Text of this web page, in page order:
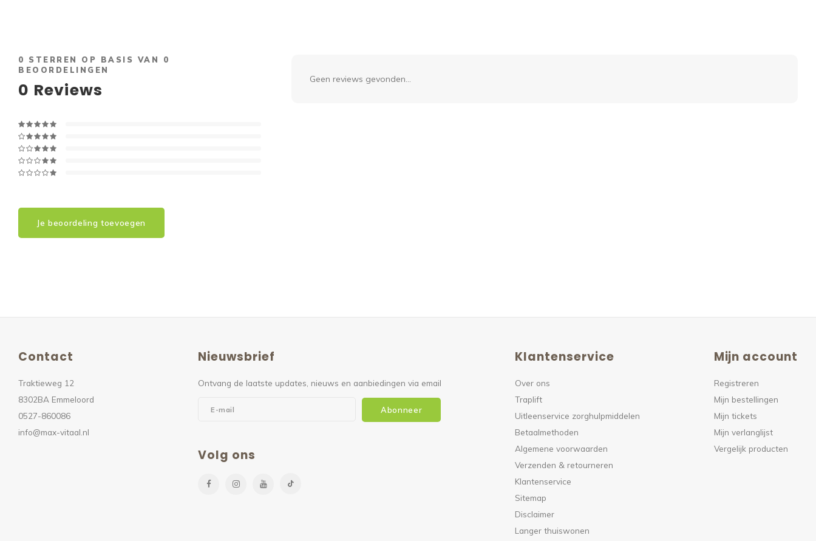
0 STERREN OP BASIS VAN 0
BEOORDELINGEN
0 Reviews
Je beoordeling toevoegen
Geen reviews gevonden...
Contact
Traktieweg 12
8302BA Emmeloord
0527-860086
info@max-vitaal.nl
Nieuwsbrief
Ontvang de laatste updates, nieuws en aanbiedingen via email
Abonneer
Volg ons
Klantenservice
Over ons
Traplift
Uitleenservice zorghulpmiddelen
Betaalmethoden
Algemene voorwaarden
Verzenden & retourneren
Klantenservice
Sitemap
Disclaimer
Langer thuiswonen
Mijn account
Registreren
Mijn bestellingen
Mijn tickets
Mijn verlanglijst
Vergelijk producten